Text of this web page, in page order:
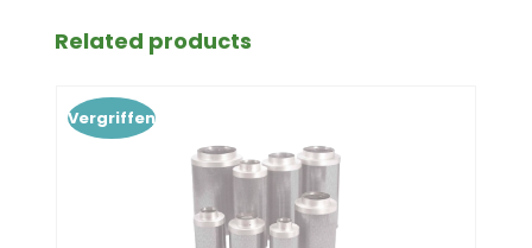
Produktgalerie überspringen
Related products
Vergriffen